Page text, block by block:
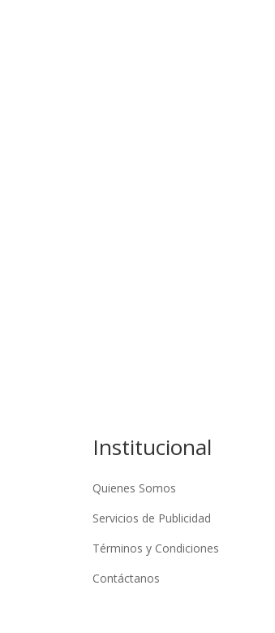
Institucional
Quienes Somos
Servicios de Publicidad
Términos y Condiciones
Contáctanos